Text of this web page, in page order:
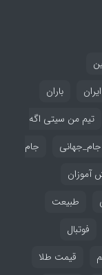
ایران
باران
تیم من سیتی اگه
جام_جهانی
جام
آموزان
طبیعت
فوتبال
قیمت طلا